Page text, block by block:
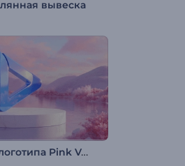
вывеска
Презентация логотипа Pink Valley